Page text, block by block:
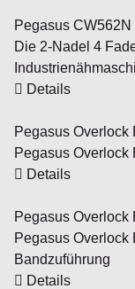
Pegasus CW562N
Die 2-Nadel 4
Details
Pegasus Overlock
Pegasus Overlock
Details
Pegasus Overlock
Pegasus Overlock
Bandzuführung
Details